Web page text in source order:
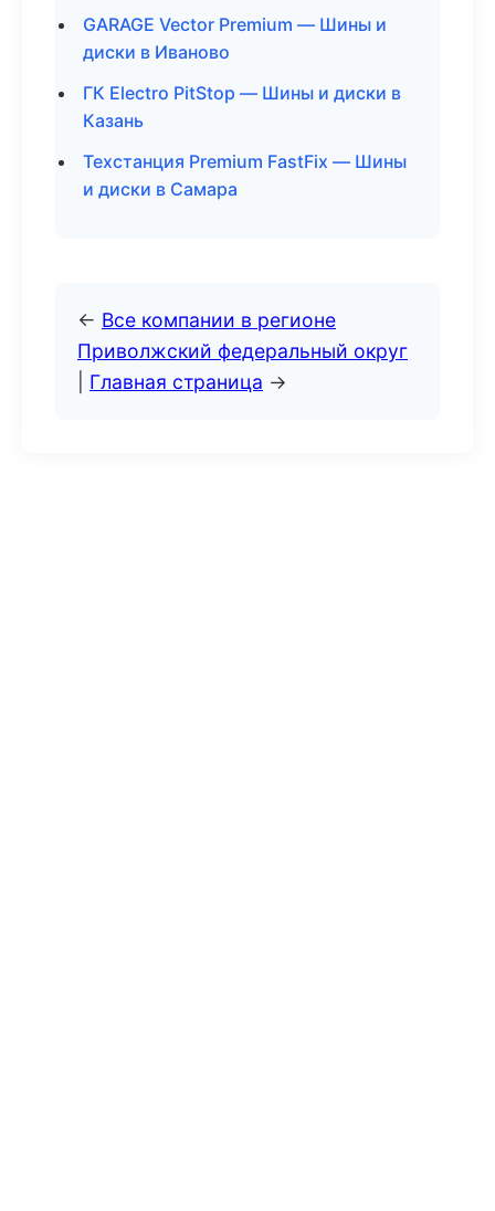
GARAGE Vector Premium — Шины и
диски в Иваново
ГК Electro PitStop — Шины и диски в
Казань
Техстанция Premium FastFix — Шины
и диски в Самара
← Все компании в регионе
Приволжский федеральный округ
Главная страница →